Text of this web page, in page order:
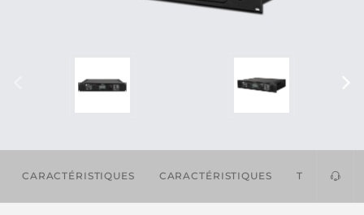
CARACTÉRISTIQUES CARACTÉRISTIQUES